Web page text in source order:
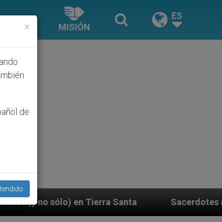
MISIÓN
ES
Santa Sacerdotes alemanes fieles al
×
de